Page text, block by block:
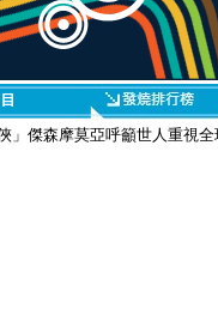
」傑森摩莫亞呼籲世人重視全